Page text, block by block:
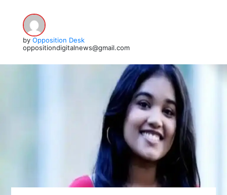
by Opposition Desk
oppositiondigitalnews@gmail.com